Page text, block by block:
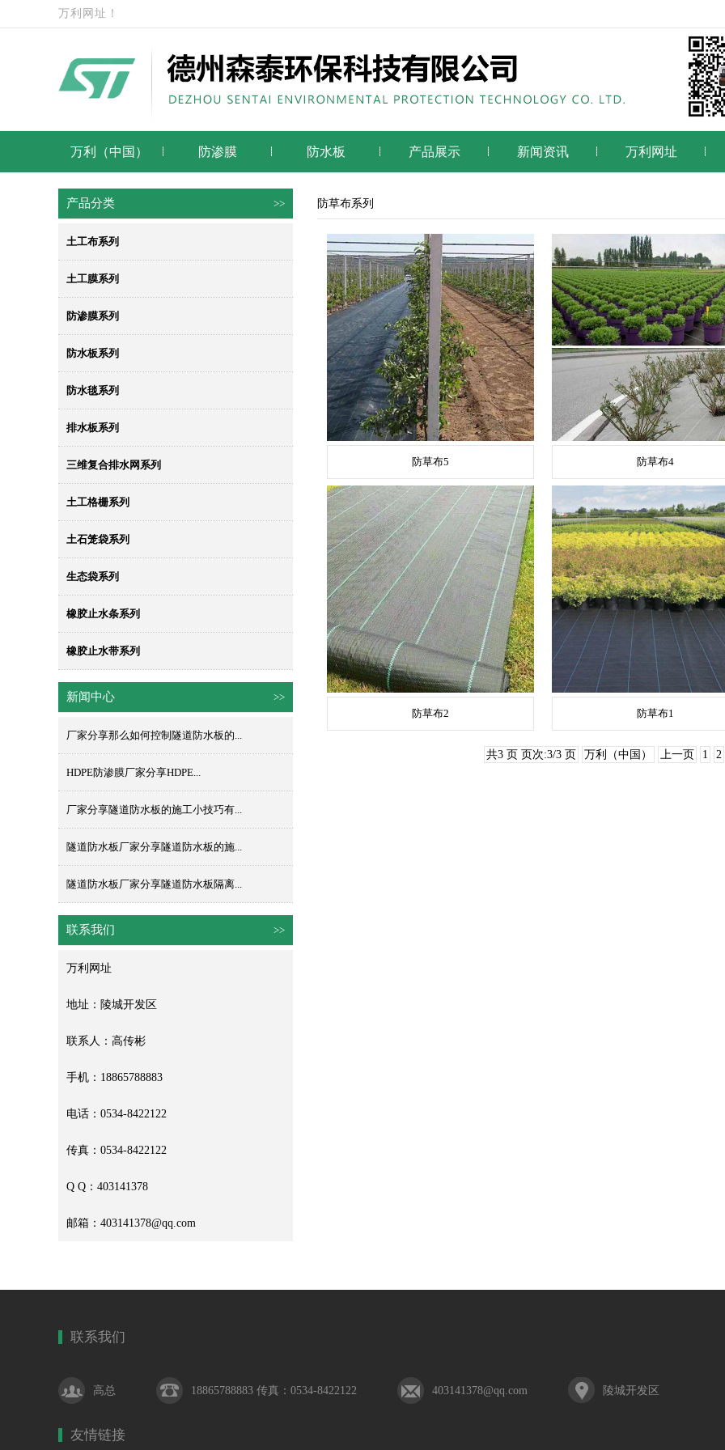
万利网址！
万利（中国） 防渗膜 防水板 产品展示 新闻资讯 万利网址
产品分类 >>
土工布系列
土工膜系列
防渗膜系列
防水板系列
防水毯系列
排水板系列
三维复合排水网系列
土工格栅系列
土石笼袋系列
生态袋系列
橡胶止水条系列
橡胶止水带系列
新闻中心 >>
厂家分享那么如何控制隧道防水板的...
HDPE防渗膜​厂家分享HDPE...
厂家分享隧道防水板的施工小技巧有...
隧道防水板厂家分享隧道防水板的施...
隧道防水板厂家分享隧道防水板隔离...
联系我们 >>
万利网址
地址：陵城开发区
联系人：高传彬
手机：18865788883
电话：0534-8422122
传真：0534-8422122
Q Q：403141378
邮箱：403141378@qq.com
防草布系列
防草布5 防草布4
防草布2 防草布1
共3 页 页次:3/3 页 万利（中国） 上一页 1 2
联系我们
高总 18865788883 传真：0534-8422122 403141378@qq.com 陵城开发区
友情链接